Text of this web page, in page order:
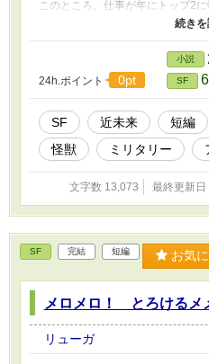
このところ、仕事が年にトップ2
なんとか書き上げました。 これ
24h.ポイント 0pt
小説
SF
SF 近未来 短編
怪獣
ミリタリー
文字数 13,073 最終更新日
SF 完結 短編 お気
メロメロ！ とろけるメ
リューガ